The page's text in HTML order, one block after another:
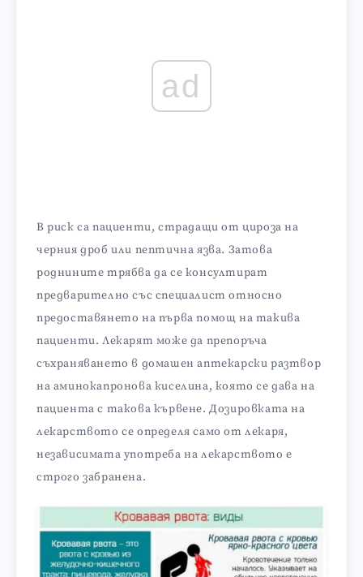
ad
В риск са пациенти, страдащи от цироза на
черния дроб или пептична язва. Затова
роднините трябва да се консултират
предварително със специалист относно
предоставянето на първа помощ на такива
пациенти. Лекарят може да препоръча
съхраняването в домашен аптекарски разтвор
на аминокапронова киселина, която се дава на
пациента с такова кървене. Дозировката на
лекарството се определя само от лекаря,
независимата употреба на лекарството е
строго забранена.